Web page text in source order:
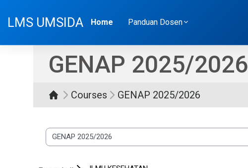
LMS UMSIDA Home Panduan Dosen
GENAP 2025/2026
Courses GENAP 2025/2026
Course categories